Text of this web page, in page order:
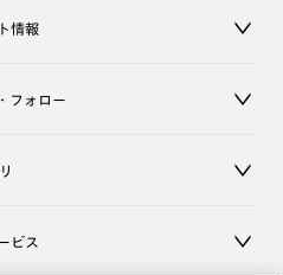
情報
フォロー
ビス